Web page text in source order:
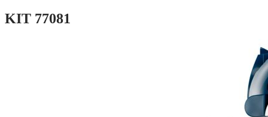
KIT 77081